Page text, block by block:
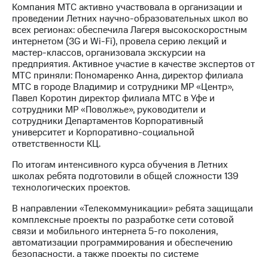
Достижения
Интервью
Финансовая
отчетность
Контакты
Пригласить
спикера
и акционерам
Корпоративное
управление
Корпоративный
секретарь
Раскрытие
информации
Информация
акционерам
Компания МТС активно участвовала в организации и
проведении Летних научно-образовательных школ во
всех регионах: обеспечила Лагеря высокоскоростным
интернетом (3G и Wi-Fi), провела серию лекций и
мастер-классов, организовала экскурсии на
предприятия. Активное участие в качестве экспертов от
МТС приняли: Пономаренко Анна, директор филиала
МТС в городе Владимир и сотрудники МР «Центр»,
Павел Коротин директор филиала МТС в Уфе и
сотрудники МР «Поволжье», руководители и
сотрудники Департаментов Корпоративный
университет и Корпоративно-социальной
ответственности КЦ.
По итогам интенсивного курса обучения в Летних
школах ребята подготовили в общей сложности 139
технологических проектов.
В направлении «Телекоммуникации» ребята защищали
комплексные проекты по разработке сети сотовой
связи и мобильного интернета 5-го поколения,
автоматизации программирования и обеспечению
безопасности, а также проекты по системе